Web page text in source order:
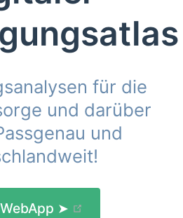
für die
und darüber
und
➤